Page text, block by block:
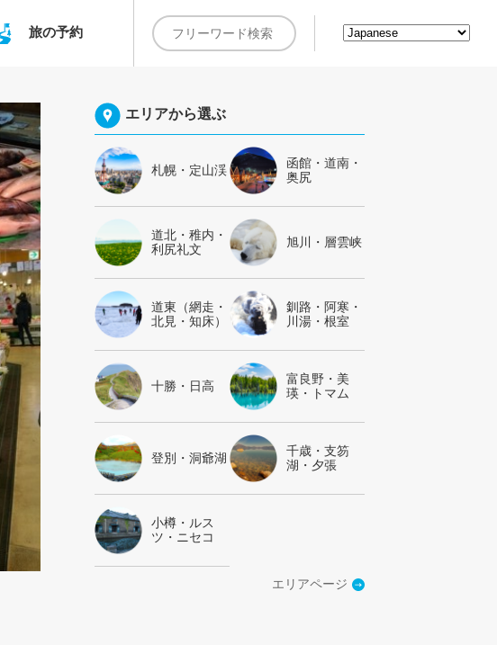
旅の予約
エリアから選ぶ
札幌・定山渓
函館・道南・
奥尻
道北・稚内・
利尻礼文
旭川・層雲峡
道東（網走・
北見・知床）
釧路・阿寒・
川湯・根室
十勝・日高
富良野・美
瑛・トマム
登別・洞爺湖
千歳・支笏
湖・夕張
小樽・ルス
ツ・ニセコ
エリアページ